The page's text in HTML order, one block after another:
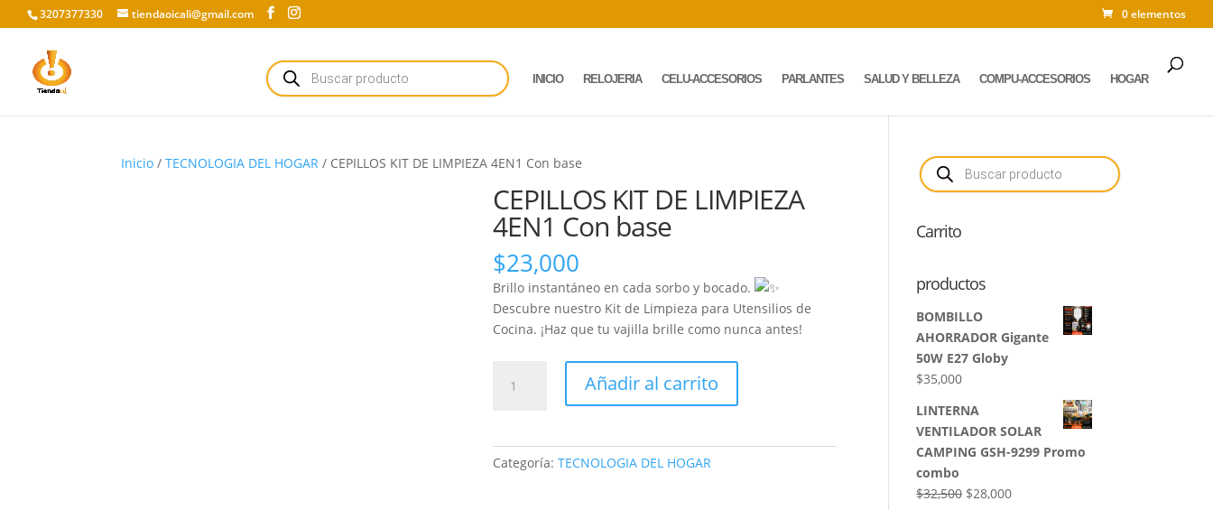
3207377330 tiendaoicali@gmail.com 0 elementos
Búsqueda
de
productos
INICIO RELOJERIA CELU-ACCESORIOS PARLANTES SALUD Y BELLEZA COMPU-ACCESORIOS HOGAR
Inicio /TECNOLOGIA DEL HOGAR / CEPILLOS KIT DE LIMPIEZA 4EN1 Con base
CEPILLOS KIT DE LIMPIEZA
4EN1 Con base
$23,000
Brillo instantáneo en cada sorbo y bocado.
Descubre nuestro Kit de Limpieza para Utensilios de
Cocina. ¡Haz que tu vajilla brille como nunca antes!
Añadir al carrito
Categoría:TECNOLOGIA DEL HOGAR
Búsqueda
de
productos
Carrito
productos
BOMBILLO
AHORRADOR Gigante
50W E27 Globy
$35,000
LINTERNA
VENTILADOR SOLAR
CAMPING GSH-9299 Promo
combo
$32,500 El
$28,000El